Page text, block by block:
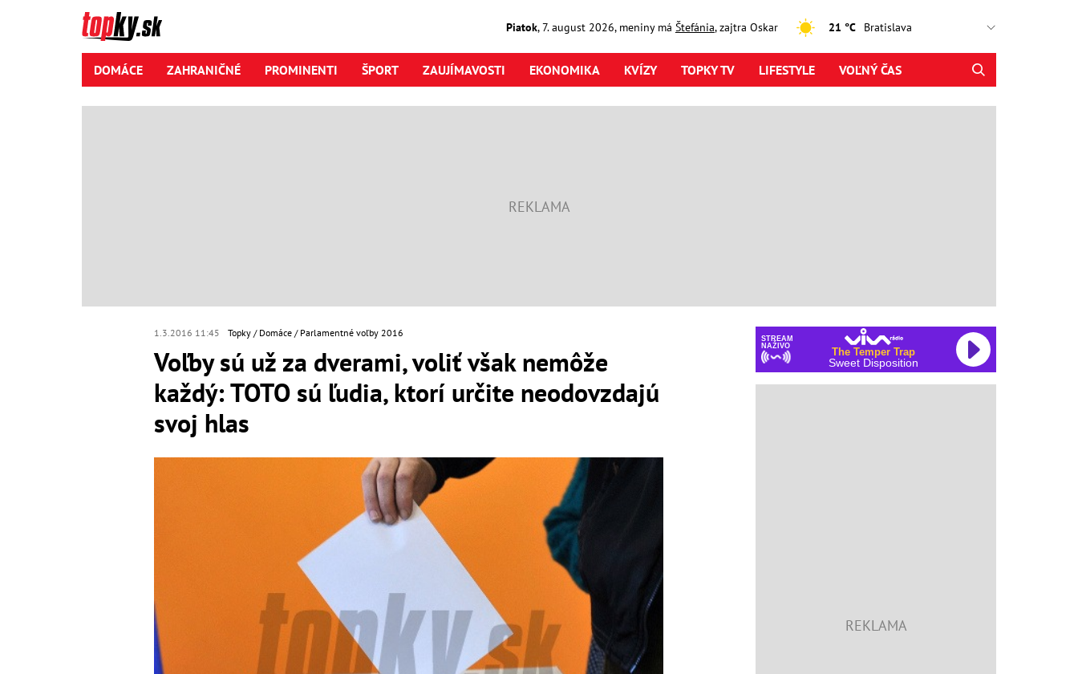
Piatok,7. august2026, meniny má Štefánia, zajtra Oskar 21 °C
DOMÁCE ZAHRANIČNÉ PROMINENTI ŠPORT ZAUJÍMAVOSTI EKONOMIKA KVÍZY TOPKY TV LIFESTYLE VOĽNÝ ČAS
1.3.2016 11:45 Topky Domáce Parlamentné voľby 2016
Voľby sú už za dverami, voliť však nemôže
každý: TOTO sú ľudia, ktorí určite neodovzdajú
svoj hlas
STREAM
NAŽIVO
The Temper Trap
Sweet Disposition